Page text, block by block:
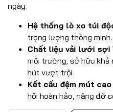
ngày.
Hệ thống lò xo túi
trọng lượng thông minh.
Chất liệu vải lưới sợi
môi trường, sở hữu khả
hút vượt trội.
Kết cấu đệm mút
hồi hoàn hảo, nâng đỡ